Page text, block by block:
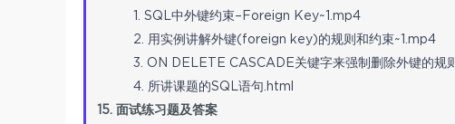
1. SQL中外键约束–Foreign Key~1.mp4
2. 用实例讲解外键(foreign key)的规则和约束~1.mp4
3. ON DELETE CASCADE关键字来强制删除外键的规
4. 所讲课题的SQL语句.html
15. 面试练习题及答案